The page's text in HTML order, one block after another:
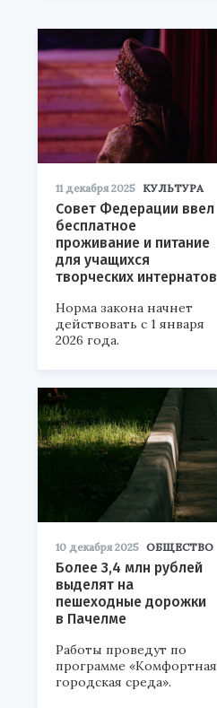
11 декабря 2025 КУЛЬТУРА
Совет Федерации ввел
бесплатное
проживание и питание
для учащихся
творческих интернатов
Норма закона начнет
действовать с 1 января
2026 года.
10 декабря 2025 ОБЩЕСТВО
Более 3,4 млн рублей
выделят на
пешеходные дорожки
в Пачелме
Работы проведут по
программе «Комфортная
городская среда».